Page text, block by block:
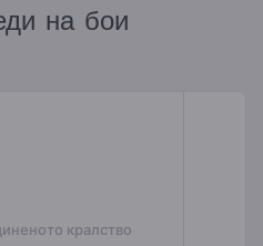
на бои
кралство